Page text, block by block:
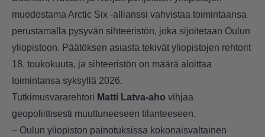
muodostama Arctic Six -allianssi vahvistaa toimintaansa
perustamalla pysyvän sihteeristön, joka sijoitetaan Oulun
yliopistoon. Päätöksen asiasta tekivät yliopistojen rehtorit
18. toukokuuta, ja sihteeristön on määrä aloittaa
toimintansa syksyllä 2026.
Tutkimusvararehtori Matti Latva-aho vihjaa
geopoliittisesti muuttuneeseen tilanteeseen.
– Oulun yliopiston painotuksissa kokonaisvaltainen